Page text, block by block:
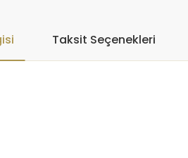
Taksit Seçenekleri